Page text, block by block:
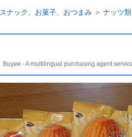
スナック、お菓子、おつまみ ナッツ類
Buyee - A multilingual purchasing agent